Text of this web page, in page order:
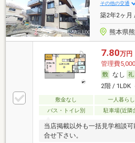
その他の交通
築2年2ヶ月
熊本県
7.80万円
管理費
なし
2階 / 1LDK
敷金なし 一人暮らし
バス・トイレ別
駐車場(近隣
当店掲載以外も一括見学相談
合せ下さい。